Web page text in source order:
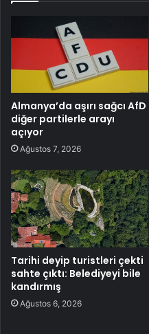
Almanya’da aşırı sağcı AfD
diğer partilerle arayı
açıyor
Ağustos 7, 2026
Tarihi deyip turistleri çekti
sahte çıktı: Belediyeyi bile
kandırmış
Ağustos 6, 2026